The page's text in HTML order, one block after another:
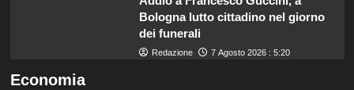
Bologna lutto cittadino nel giorno
dei funerali
Redazione 7 Agosto 2026 : 5:20
Economia